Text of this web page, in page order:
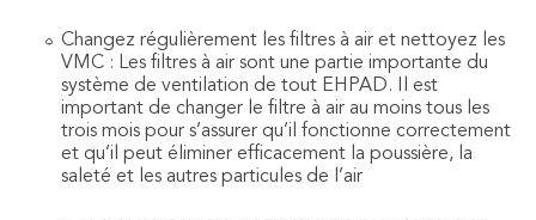
Changez régulièrement les filtres à air et nettoyez les
VMC : Les filtres à air sont une partie importante du
système de ventilation de tout EHPAD. Il est
important de changer le filtre à air au moins tous les
trois mois pour s’assurer qu’il fonctionne correctement
et qu’il peut éliminer efficacement la poussière, la
saleté et les autres particules de l’air